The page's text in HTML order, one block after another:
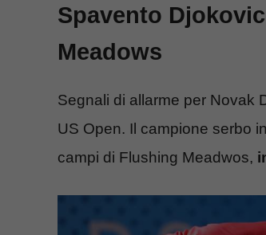
Spavento
Meadows
Segnali di allarme per Novak
US Open. Il campione serbo
campi di Flushing Meadwos,